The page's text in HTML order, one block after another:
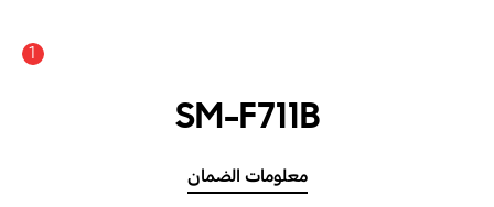
1
SM-F711B
معلومات الضمان